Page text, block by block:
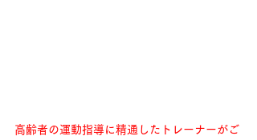
高齢者の運動指導に精通したトレーナーがご